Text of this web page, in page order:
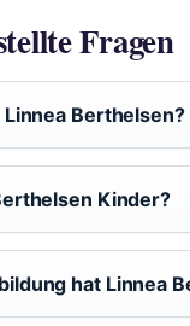
Fragen
Berthelsen?
Kinder?
hat Linnea